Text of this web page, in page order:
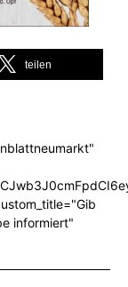
teilen
informiert"